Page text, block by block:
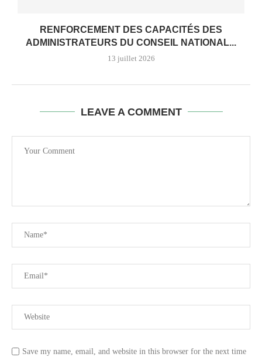
RENFORCEMENT DES CAPACITÉS DES
ADMINISTRATEURS DU CONSEIL NATIONAL...
13 juillet 2026
LEAVE A COMMENT
Save my name, email, and website in this browser for the next time